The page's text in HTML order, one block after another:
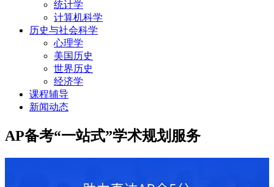
统计学
计算机科学
历史与社会科学
心理学
美国历史
世界历史
经济学
课程辅导
新闻动态
AP备考“一站式”学术规划服务